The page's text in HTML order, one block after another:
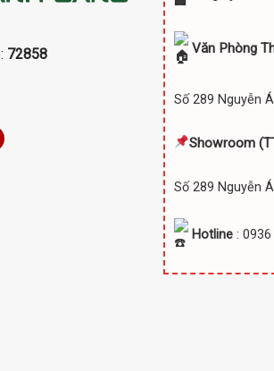
72858 Văn Phòng
Số 289 Nguyễn
Showroom
Số 289 Nguyễn
Hotline: 0936